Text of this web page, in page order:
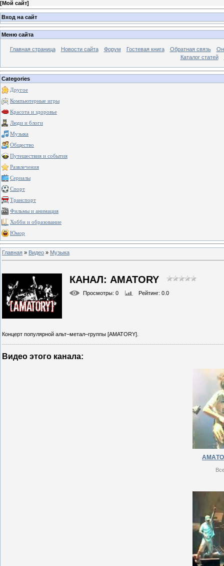
[Мой сайт]
Вход на сайт
Меню сайта
Главная страница Новости сайта Форум Гостевая книга Обратная связь
Каталог статей
Categories
Другое
Компьютерные игры
Красота и здоровье
Люди и блоги
Музыка
Общество
Путешествия и события
Развлечения
Сериалы
Спорт
Транспорт
Фильмы и анимация
Хобби и образование
Юмор
Главная » Видео » Музыка
КАНАЛ: AMATORY
Просмотры: 0 Рейтинг: 0.0
Концерт популярной альт–метал–группы [AMATORY].
Видео этого канала: